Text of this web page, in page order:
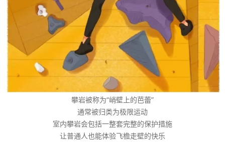
攀岩被称为“峭壁上的芭蕾”
通常被归类为极限运动
室内攀岩会包括一整套完整的保护措施
让普通人也能体验飞檐走壁的快乐